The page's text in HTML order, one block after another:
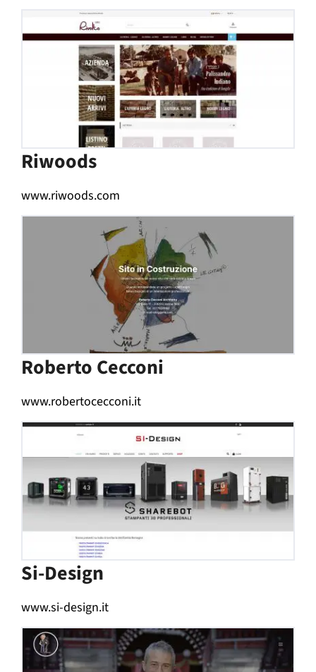
Riwoods
www.riwoods.com
Roberto Cecconi
www.robertocecconi.it
Si-Design
www.si-design.it